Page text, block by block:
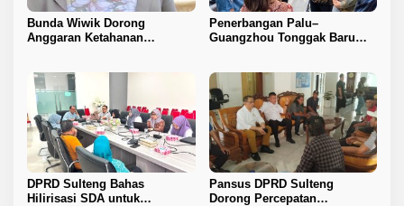
Bunda Wiwik Dorong
Anggaran Ketahanan
Penerbangan Palu–
Guangzhou Tonggak Baru
DPRD Sulteng Bahas
Hilirisasi SDA untuk
Pansus DPRD Sulteng
Dorong Percepatan